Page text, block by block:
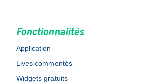
Fonctionnalités
Application
Lives commentés
Widgets gratuits